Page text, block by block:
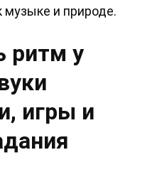
и природе.
ритм у
игры и